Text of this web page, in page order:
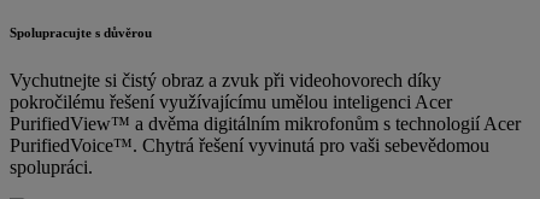
Spolupracujte s důvěrou
Vychutnejte si čistý obraz a zvuk při videohovorech díky
pokročilému řešení využívajícímu umělou inteligenci Acer
PurifiedView™ a dvěma digitálním mikrofonům s technologií Acer
PurifiedVoice™. Chytrá řešení vyvinutá pro vaši sebevědomou
spolupráci.